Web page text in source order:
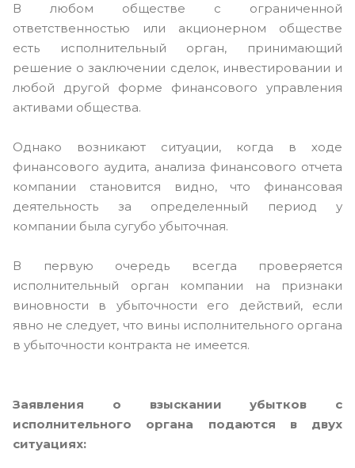
В любом обществе с ограниченной
ответственностью или акционерном обществе
есть исполнительный орган, принимающий
решение о заключении сделок, инвестировании и
любой другой форме финансового управления
активами общества.
Однако возникают ситуации, когда в ходе
финансового аудита, анализа финансового отчета
компании становится видно, что финансовая
деятельность за определенный период у
компании была сугубо убыточная.
В первую очередь всегда проверяется
исполнительный орган компании на признаки
виновности в убыточности его действий, если
явно не следует, что вины исполнительного органа
в убыточности контракта не имеется.
Заявления о взыскании убытков с
исполнительного органа подаются в двух
ситуациях: